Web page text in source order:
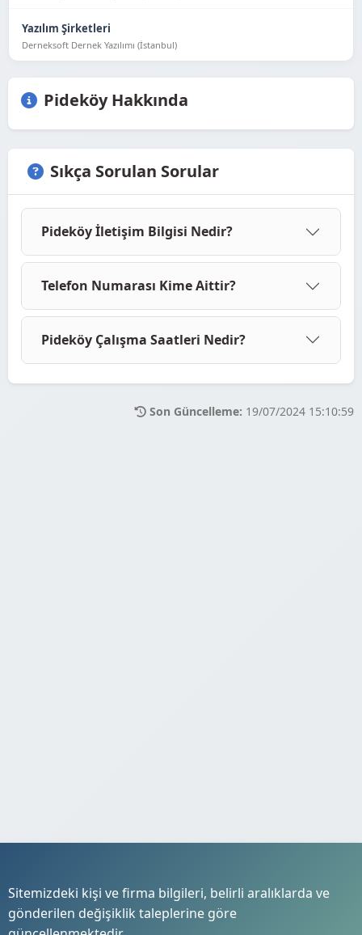
Yazılım Şirketleri
Derneksoft Dernek Yazılımı (İstanbul)
Pideköy Hakkında
Sıkça Sorulan Sorular
Pideköy İletişim Bilgisi Nedir?
Telefon Numarası Kime Aittir?
Pideköy Çalışma Saatleri Nedir?
Son Güncelleme: 19/07/2024 15:10:59
Sitemizdeki kişi ve firma bilgileri, belirli aralıklarda ve
gönderilen değişiklik taleplerine göre